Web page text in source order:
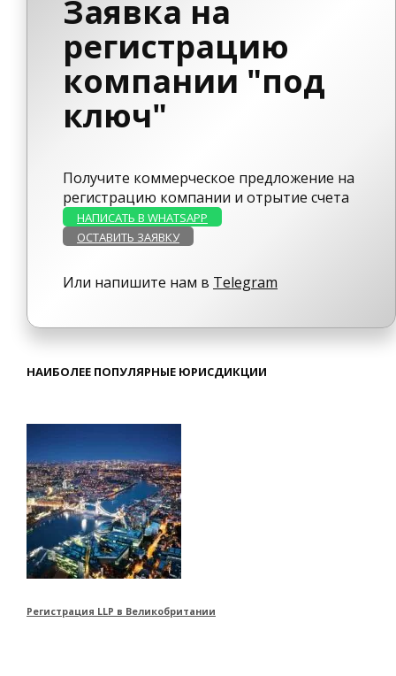
Заявка на
регистрацию
компании "под
ключ"
Получите коммерческое предложение на
регистрацию компании и отрытие счета
НАПИСАТЬ В WHATSAPP
ОСТАВИТЬ ЗАЯВКУ
Или напишите нам в Telegram
НАИБОЛЕЕ ПОПУЛЯРНЫЕ ЮРИСДИКЦИИ
Регистрация LLP в Великобритании